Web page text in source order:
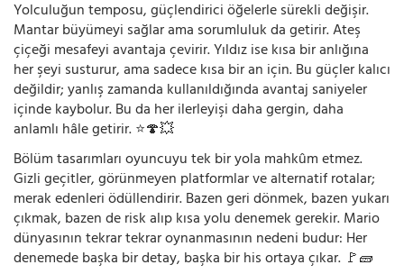
Yolculuğun temposu, güçlendirici öğelerle sürekli değişir.
Mantar büyümeyi sağlar ama sorumluluk da getirir. Ateş
çiçeği mesafeyi avantaja çevirir. Yıldız ise kısa bir anlığına
her şeyi susturur, ama sadece kısa bir an için. Bu güçler kalıcı
değildir; yanlış zamanda kullanıldığında avantaj saniyeler
içinde kaybolur. Bu da her ilerleyişi daha gergin, daha
anlamlı hâle getirir. ⭐🍄💥
Bölüm tasarımları oyuncuyu tek bir yola mahkûm etmez.
Gizli geçitler, görünmeyen platformlar ve alternatif rotalar;
merak edenleri ödüllendirir. Bazen geri dönmek, bazen yukarı
çıkmak, bazen de risk alıp kısa yolu denemek gerekir. Mario
dünyasının tekrar tekrar oynanmasının nedeni budur: Her
denemede başka bir detay, başka bir his ortaya çıkar. 🚩🧱